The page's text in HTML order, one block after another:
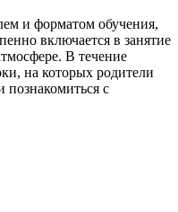
и форматом обучения,
включается в занятие
В течение
на которых родители
познакомиться с